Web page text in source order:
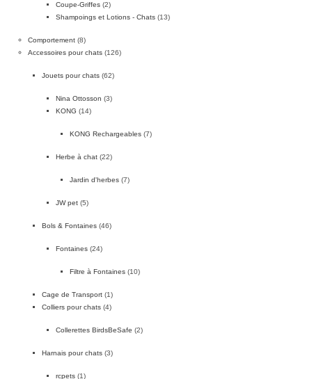
Coupe-Griffes (2)
Shampoings et Lotions - Chats (13)
Comportement (8)
Accessoires pour chats (126)
Jouets pour chats (62)
Nina Ottosson (3)
KONG (14)
KONG Rechargeables (7)
Herbe à chat (22)
Jardin d'herbes (7)
JW pet (5)
Bols & Fontaines (46)
Fontaines (24)
Filtre à Fontaines (10)
Cage de Transport (1)
Colliers pour chats (4)
Collerettes BirdsBeSafe (2)
Harnais pour chats (3)
rcpets (1)